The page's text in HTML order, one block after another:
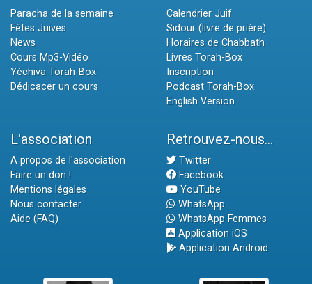
Paracha de la semaine
Fêtes Juives
News
Cours Mp3-Vidéo
Yéchiva Torah-Box
Dédicacer un cours
Calendrier Juif
Sidour (livre de prière)
Horaires de Chabbath
Livres Torah-Box
Inscription
Podcast Torah-Box
English Version
L'association
A propos de l'association
Faire un don !
Mentions légales
Nous contacter
Aide (FAQ)
Retrouvez-nous...
Twitter
Facebook
YouTube
WhatsApp
WhatsApp Femmes
Application iOS
Application Android